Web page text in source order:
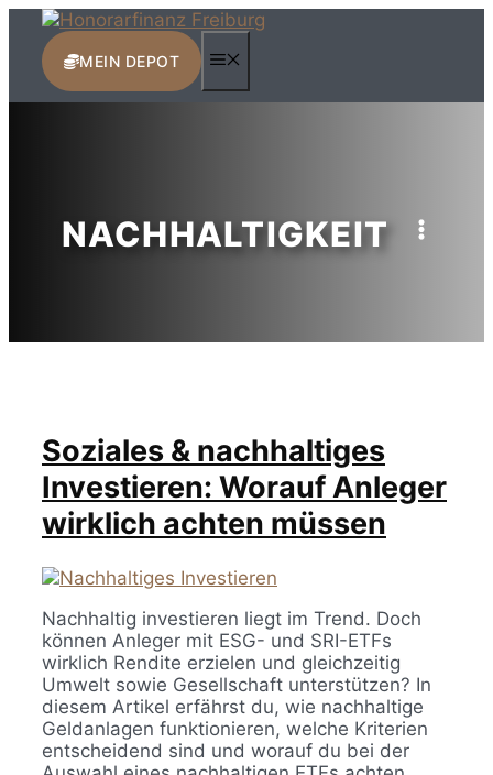
Zum
Inhalt
springenMEIN DEPOT
NACHHALTIGKEIT
Soziales & nachhaltiges
Investieren: Worauf Anleger
wirklich achten müssen
Nachhaltig investieren liegt im Trend. Doch
können Anleger mit ESG- und SRI-ETFs
wirklich Rendite erzielen und gleichzeitig
Umwelt sowie Gesellschaft unterstützen? In
diesem Artikel erfährst du, wie nachhaltige
Geldanlagen funktionieren, welche Kriterien
entscheidend sind und worauf du bei der